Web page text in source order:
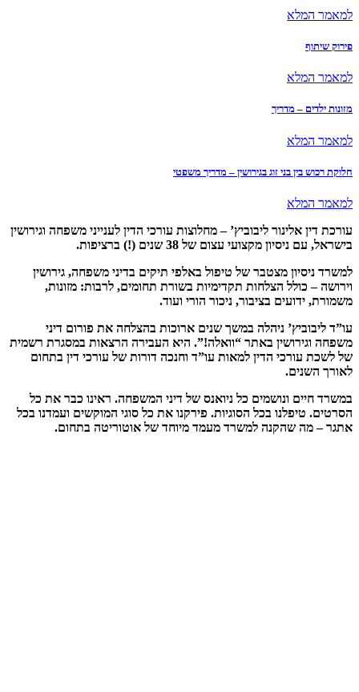
– מדריך
בני זוג בגירושין – מדריך משפטי
ליבוביץ’ – מחלוצות עורכי הדין לענייני משפחה וגירושין
מקצועי עצום של 38 שנים (!) ברציפות
.
מצטבר של טיפול באלפי תיקים בדיני משפחה, גירושין
הצלחות תקדימיות בשורת תחומים, לרבות: מזונות,
בציבור, ניכור הורי ועוד.
ניהלה במשך שנים ארוכות בהצלחה את פורום דיני
באתר “וואלה!”. היא העבירה הרצאות במסגרת רשמית
הדין למאות עו”ד וחנכה דורות של עורכי דין בתחום
.
ונושמים כל ניואנס של דיני המשפחה. ראינו כבר את כל
בכל הסוגיות. פירקנו את כל סוגי המוקשים ועמדנו בכל
שהקנה למשרד מעמד מיוחד של אוטוריטה בתחום.